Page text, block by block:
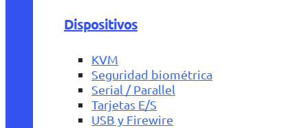
Dispositivos
KVM
Seguridad biométrica
Serial / Parallel
Tarjetas E/S
USB y Firewire